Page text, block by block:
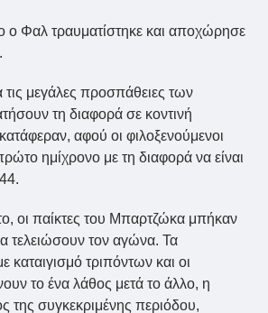
ο Φαλ τραυματίστηκε και αποχώρησε
τις μεγάλες προσπάθειες των
τη διαφορά σε κοντινή
αφού οι φιλοξενούμενοι
ημίχρονο με τη διαφορά να είναι
οι παίκτες του Μπαρτζώκα μπήκαν
τελειώσουν τον αγώνα. Τα
καταιγισμό τριπόντων και οι
το ένα λάθος μετά το άλλο, η
της συγκεκριμένης περιόδου,